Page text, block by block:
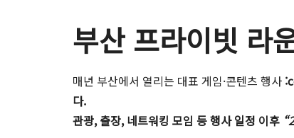
부산 프라이빗 라
매년 부산에서 열리는 대표 게임·콘텐츠 행사
다.
관광, 출장, 네트워킹 모임 등 행사 일정 이후